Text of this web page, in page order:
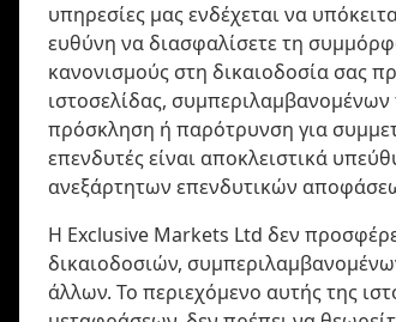
υπηρεσίες μας ενδέχεται να
ευθύνη να διασφαλίσετε τη
κανονισμούς στη δικαιοδοσία σας
ιστοσελίδας,
πρόσκληση ή παρότρυνση για
επενδυτές είναι αποκλειστικά
ανεξάρτητων επενδυτικών
Η Exclusive Markets Ltd δεν
δικαιοδοσιών,
άλλων. Το περιεχόμενο αυτής της